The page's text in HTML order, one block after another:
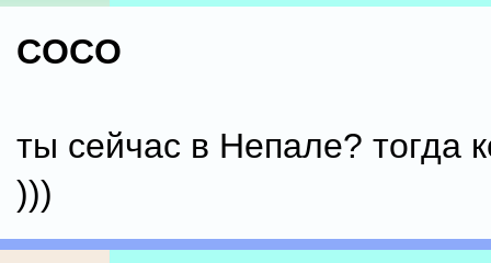
COCO
ты сейчас в Непале? тогда
)))